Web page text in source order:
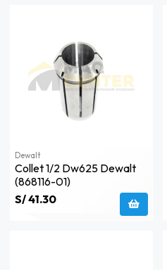
Dewalt
Collet 1/2 Dw625 Dewalt
(868116-01)
S/ 41.30